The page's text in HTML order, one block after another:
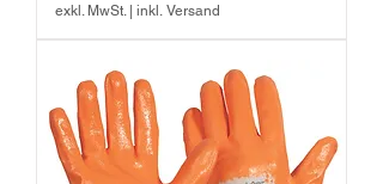
exkl. MwSt.| inkl. Versand